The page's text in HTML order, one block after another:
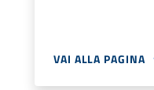
VAI ALLA PAGINA